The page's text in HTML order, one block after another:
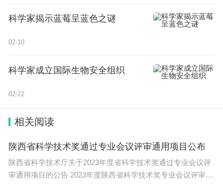
科学家揭示蓝莓呈蓝色之谜
02-10
科学家成立国际生物安全组织
02-22
相关阅读
陕西省科学技术奖通过专业会议评审通用项目公布
陕西省科学技术厅关于2023年度省科学技术奖通过专业会议评
审通用项目的公告 2023年度陕西省科学技术奖专业会议评审工